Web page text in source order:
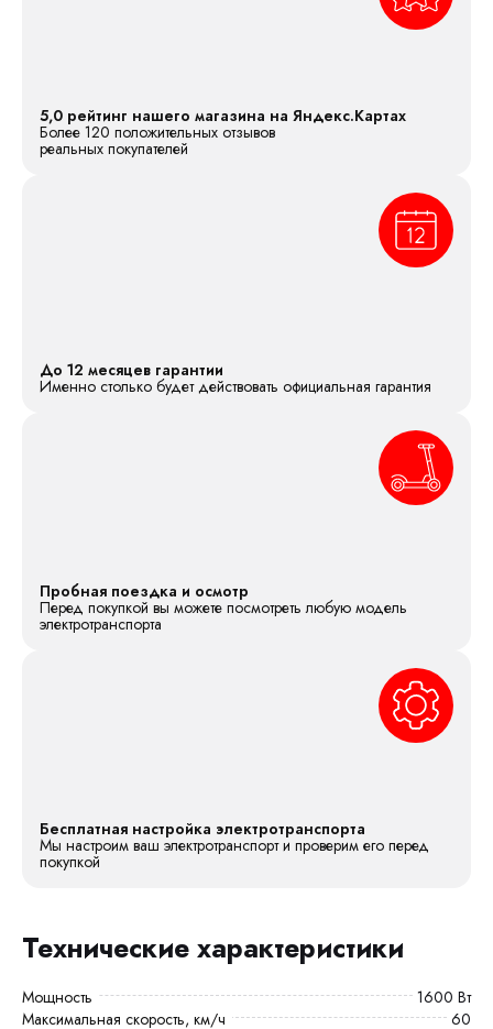
5,0 рейтинг нашего магазина на Яндекс.Картах
Более 120 положительных отзывов
реальных покупателей
До 12 месяцев гарантии
Именно столько будет действовать официальная гарантия
Пробная поездка и осмотр
Перед покупкой вы можете посмотреть любую модель
электротранспорта
Бесплатная настройка электротранспорта
Мы настроим ваш электротранспорт и проверим его перед
покупкой
Технические характеристики
Мощность
1600 Вт
Максимальная скорость, км/ч
60